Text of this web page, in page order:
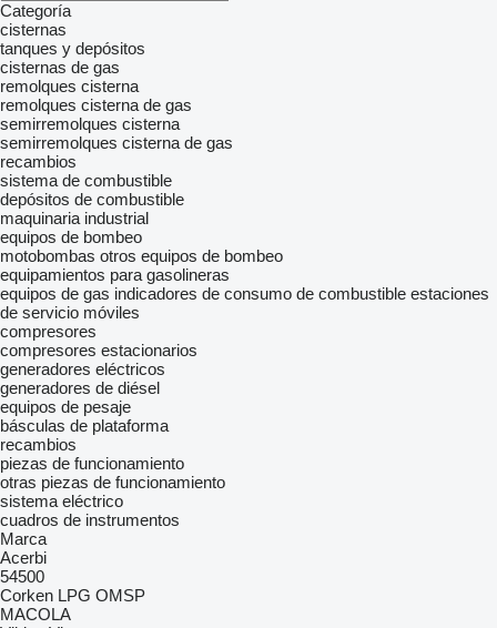
Categoría
cisternas
tanques y depósitos
cisternas de gas
remolques cisterna
remolques cisterna de gas
semirremolques cisterna
semirremolques cisterna de gas
recambios
sistema de combustible
depósitos de combustible
maquinaria industrial
equipos de bombeo
motobombas otros equipos de bombeo
equipamientos para gasolineras
equipos de gas indicadores de consumo de combustible estaciones
de servicio móviles
compresores
compresores estacionarios
generadores eléctricos
generadores de diésel
equipos de pesaje
básculas de plataforma
recambios
piezas de funcionamiento
otras piezas de funcionamiento
sistema eléctrico
cuadros de instrumentos
Marca
Acerbi
54500
Corken LPG OMSP
MACOLA